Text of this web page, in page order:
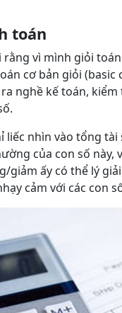
toán
rằng vì mình giỏi
cơ bản giỏi
nghề kế toán,
liếc nhìn vào tổng
của con số này,
giảm ấy có thể lý
cảm với các con